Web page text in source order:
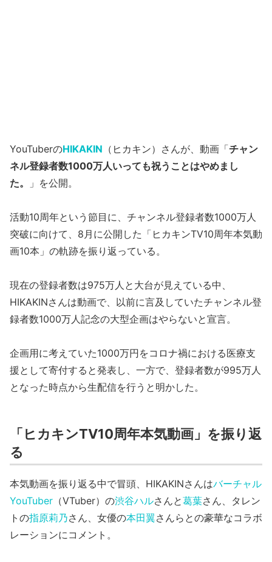
YouTuberのHIKAKIN （ヒカキン）さんが、動画「チャン
ネル登録者数1000万人いっても祝うことはやめまし
た。
」を公開。
活動10周年という節目に、チャンネル登録者数1000万人
突破に向けて、8月に公開した「ヒカキンTV10周年本気動
画10本」の軌跡を振り返っている。
現在の登録者数は975万人と大台が見えている中、
HIKAKINさんは動画で、以前に言及していたチャンネル登
録者数1000万人記念の大型企画はやらないと宣言。
企画用に考えていた1000万円をコロナ禍における医療支
援として寄付すると発表し、一方で、登録者数が995万人
となった時点から生配信を行うと明かした。
「ヒカキンTV10周年本気動画」を振り返
る
本気動画を振り返る中で冒頭、HIKAKINさんはバーチャル
YouTuber （VTuber）の渋谷ハルさんと葛葉さん、タレン
トの指原莉乃さん、女優の本田翼さんらとの豪華なコラボ
レーションにコメント。